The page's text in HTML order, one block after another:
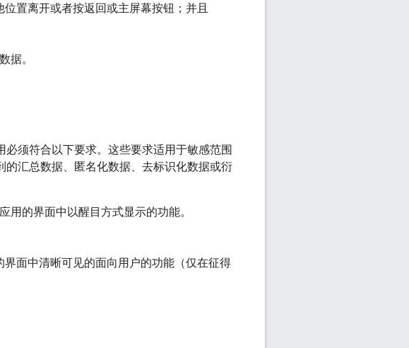
置离开或者按返回或主屏幕按钮；并且
据。
须符合以下要求。这些要求适用于敏感范围
汇总数据、匿名化数据、去标识化数据或衍
用的界面中以醒目方式显示的功能。
面中清晰可见的面向用户的功能（仅在征得